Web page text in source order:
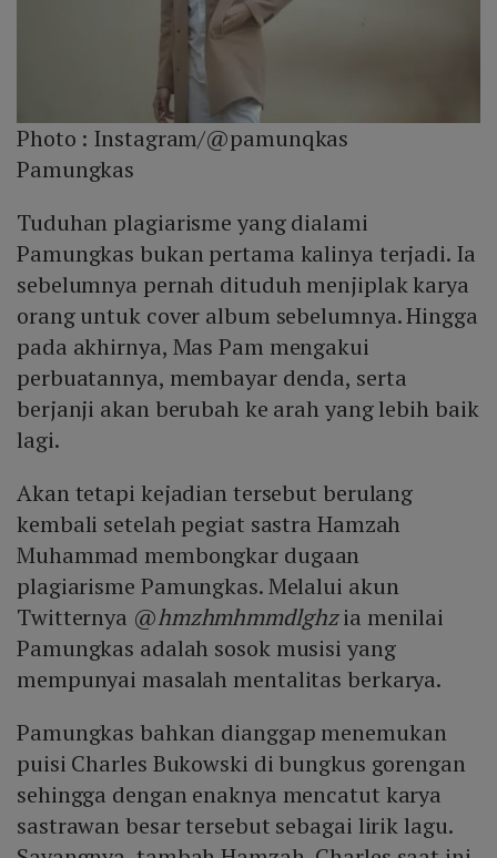
Photo : Instagram/@pamunqkas
Pamungkas
Tuduhan plagiarisme yang dialami
Pamungkas bukan pertama kalinya terjadi. Ia
sebelumnya pernah dituduh menjiplak karya
orang untuk cover album sebelumnya. Hingga
pada akhirnya, Mas Pam mengakui
perbuatannya, membayar denda, serta
berjanji akan berubah ke arah yang lebih baik
lagi.
Akan tetapi kejadian tersebut berulang
kembali setelah pegiat sastra Hamzah
Muhammad membongkar dugaan
plagiarisme Pamungkas. Melalui akun
Twitternya @hmzhmhmmdlghzia menilai
Pamungkas adalah sosok musisi yang
mempunyai masalah mentalitas berkarya.
Pamungkas bahkan dianggap menemukan
puisi Charles Bukowski di bungkus gorengan
sehingga dengan enaknya mencatut karya
sastrawan besar tersebut sebagai lirik lagu.